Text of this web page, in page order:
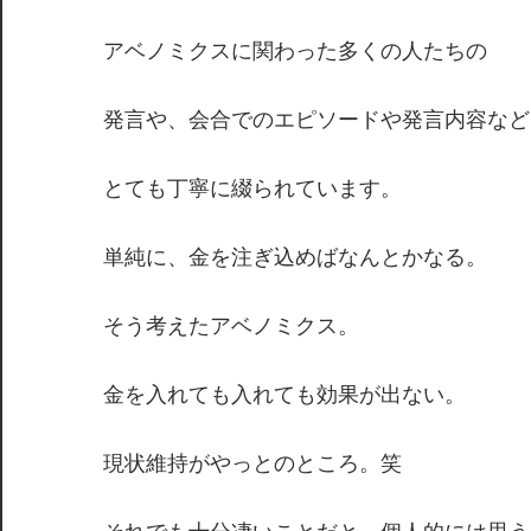
アベノミクスに関わった多くの人たちの
発言や、会合でのエピソードや発言内容な
とても丁寧に綴られています。
単純に、金を注ぎ込めばなんとかなる。
そう考えたアベノミクス。
金を入れても入れても効果が出ない。
現状維持がやっとのところ。笑